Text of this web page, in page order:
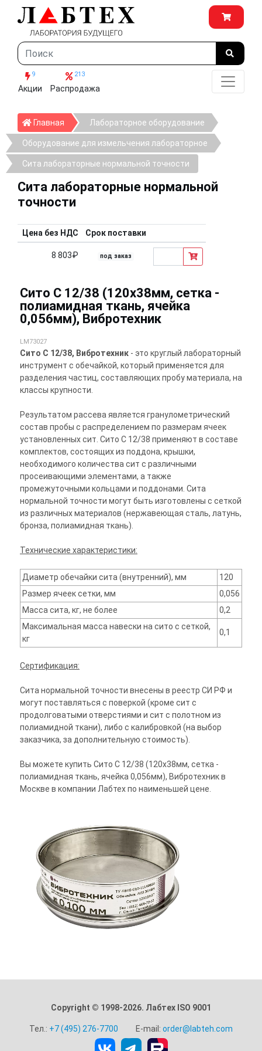
9
Акции
213
Распродажа
Главная ГлавнаяЛабораторное оборудование
Оборудование для измельчения лабораторное
Сита лабораторные нормальной точности
Сита лабораторные нормальной
точности
Цена без НДС Срок поставки
8 803₽ под заказ
Сито С 12/38 (120х38мм, сетка -
полиамидная ткань, ячейка
0,056мм), Вибротехник
LM73027
Сито С 12/38, Вибротехник - это круглый лабораторный
инструмент с обечайкой, который применяется для
разделения частиц, составляющих пробу материала, на
классы крупности.
Результатом рассева является гранулометрический
состав пробы с распределением по размерам ячеек
установленных сит. Сито С 12/38 применяют в составе
комплектов, состоящих из поддона, крышки,
необходимого количества сит с различными
просеивающими элементами, а также
промежуточными кольцами и поддонами. Сита
нормальной точности могут быть изготовлены с сеткой
из различных материалов (нержавеющая сталь, латунь,
бронза, полиамидная ткань).
Технические характеристики:
Диаметр обечайки сита (внутренний), мм
120
Размер ячеек сетки, мм
0,056
Масса сита, кг, не более
0,2
Максимальная масса навески на сито с сеткой,
кг
0,1
Сертификация:
Сита нормальной точности внесены в реестр СИ РФ и
могут поставляться с поверкой (кроме сит с
продолговатыми отверстиями и сит с полотном из
полиамидной ткани), либо с калибровкой (на выбор
заказчика, за дополнительную стоимость).
Вы можете купить Сито С 12/38 (120х38мм, сетка -
полиамидная ткань, ячейка 0,056мм), Вибротехник в
Москве в компании Лабтех по наименьшей цене.
Copyright © 1998-2026. Лабтех ISO 9001
Тел.: +7 (495) 276-7700 E-mail: order@labteh.com